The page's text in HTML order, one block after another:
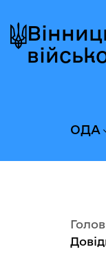
до
головного
до
головного
вмісту
до
головного
колонтитула
ОДА